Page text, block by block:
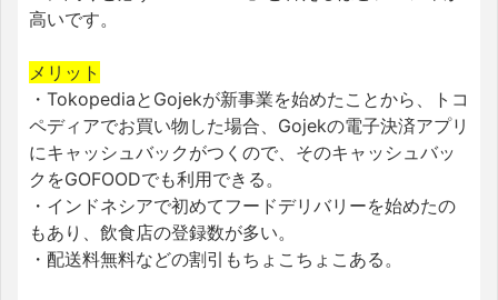
高いです。
メリット
・TokopediaとGojekが新事業を始めたことから、トコ
ペディアでお買い物した場合、Gojekの電子決済アプリ
にキャッシュバックがつくので、そのキャッシュバッ
クをGOFOODでも利用できる。
・インドネシアで初めてフードデリバリーを始めたの
もあり、飲食店の登録数が多い。
・配送料無料などの割引もちょこちょこある。